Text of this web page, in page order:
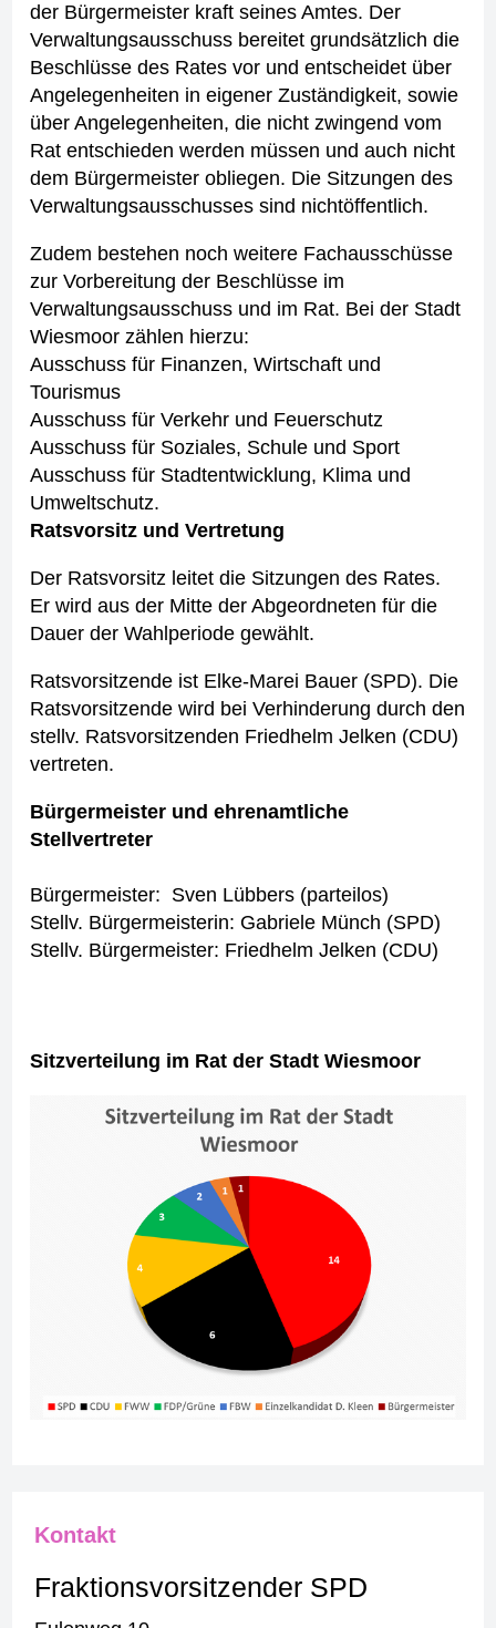
der Bürgermeister kraft seines Amtes. Der
Verwaltungsausschuss bereitet grundsätzlich die
Beschlüsse des Rates vor und entscheidet über
Angelegenheiten in eigener Zuständigkeit, sowie
über Angelegenheiten, die nicht zwingend vom
Rat entschieden werden müssen und auch nicht
dem Bürgermeister obliegen. Die Sitzungen des
Verwaltungsausschusses sind nichtöffentlich.
Zudem bestehen noch weitere Fachausschüsse
zur Vorbereitung der Beschlüsse im
Verwaltungsausschuss und im Rat. Bei der Stadt
Wiesmoor zählen hierzu:
Ausschuss für Finanzen, Wirtschaft und
Tourismus
Ausschuss für Verkehr und Feuerschutz
Ausschuss für Soziales, Schule und Sport
Ausschuss für Stadtentwicklung, Klima und
Umweltschutz.
Ratsvorsitz und Vertretung
Der Ratsvorsitz leitet die Sitzungen des Rates.
Er wird aus der Mitte der Abgeordneten für die
Dauer der Wahlperiode gewählt.
Ratsvorsitzende ist Elke-Marei Bauer (SPD). Die
Ratsvorsitzende wird bei Verhinderung durch den
stellv. Ratsvorsitzenden Friedhelm Jelken (CDU)
vertreten.
Bürgermeister und ehrenamtliche
Stellvertreter
Bürgermeister: Sven Lübbers (parteilos)
Stellv. Bürgermeisterin: Gabriele Münch (SPD)
Stellv. Bürgermeister: Friedhelm Jelken (CDU)
Sitzverteilung im Rat der Stadt Wiesmoor
Kontakt
Fraktionsvorsitzender SPD